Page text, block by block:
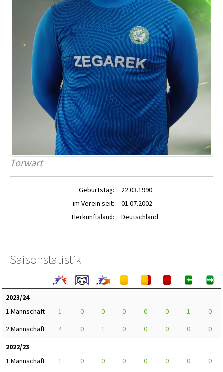
Torwart
Geburtstag:
22.03.1990
im Verein seit:
01.07.2002
Herkunftsland:
Deutschland
Saisonstatistik
2023/24
1.Mannschaft
1 0 0 0 0 0 1
0
2.Mannschaft
4 0 1 0 0 0 0
0
2022/23
1.Mannschaft
1 0 0 0 0 0 0
0